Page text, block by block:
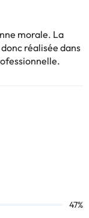
télévision,
connexion Wi-Fi
cheveux et
à seulement 1,3
ainsi que visiter
Ces
par
Vous
morale. La
réalisée dans